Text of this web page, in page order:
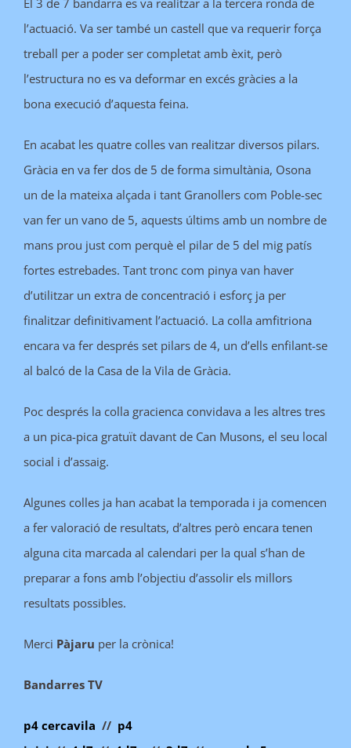
El 3 de 7 bandarra es va realitzar a la tercera ronda de
l’actuació. Va ser també un castell que va requerir força
treball per a poder ser completat amb èxit, però
l’estructura no es va deformar en excés gràcies a la
bona execució d’aquesta feina.
En acabat les quatre colles van realitzar diversos pilars.
Gràcia en va fer dos de 5 de forma simultània, Osona
un de la mateixa alçada i tant Granollers com Poble-sec
van fer un vano de 5, aquests últims amb un nombre de
mans prou just com perquè el pilar de 5 del mig patís
fortes estrebades. Tant tronc com pinya van haver
d’utilitzar un extra de concentració i esforç ja per
finalitzar definitivament l’actuació. La colla amfitriona
encara va fer després set pilars de 4, un d’ells enfilant-se
al balcó de la Casa de la Vila de Gràcia.
Poc després la colla gracienca convidava a les altres tres
a un pica-pica gratuït davant de Can Musons, el seu local
social i d’assaig.
Algunes colles ja han acabat la temporada i ja comencen
a fer valoració de resultats, d’altres però encara tenen
alguna cita marcada al calendari per la qual s’han de
preparar a fons amb l’objectiu d’assolir els millors
resultats possibles.
Merci Pàjaru per la crònica!
Bandarres TV
p4 cercavila // p4